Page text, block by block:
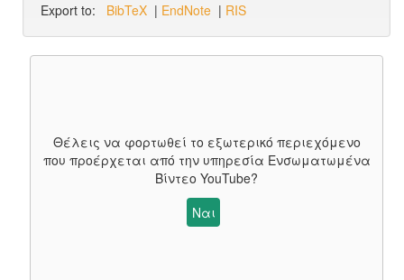
Export to: BibTeX | EndNote | RIS
Θέλεις να φορτωθεί το εξωτερικό περιεχόμενο
που προέρχεται από την υπηρεσία Ενσωματωμένα
Βίντεο YouTube?
Ναι